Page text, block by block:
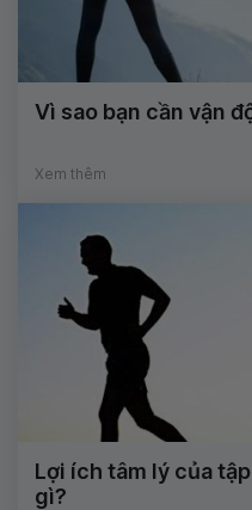
Vì sao bạn cần vận
Xem thêm
Lợi ích tâm lý của
gì?